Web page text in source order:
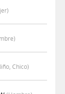
Chico)